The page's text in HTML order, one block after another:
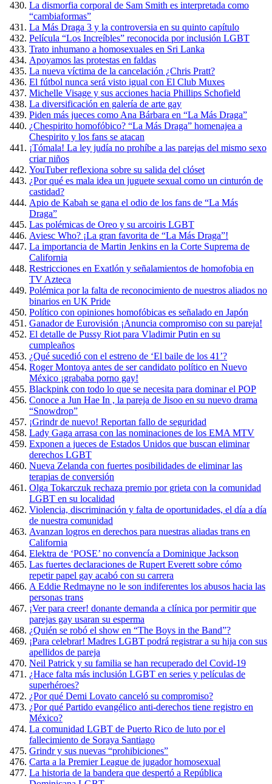
La dismorfia corporal de Sam Smith es interpretada como
“cambiaformas”
La Más Draga 3 y la controversia en su quinto capítulo
Película “Los Increíbles” reconocida por inclusión LGBT
Trato inhumano a homosexuales en Sri Lanka
Apoyamos las protestas en faldas
La nueva víctima de la cancelación ¿Chris Pratt?
El fútbol nunca será visto igual con El Club Muxes
Michelle Visage y sus acciones hacia Phillips Schofield
La diversificación en galería de arte gay
Piden más jueces como Ana Bárbara en “La Más Draga”
¿Chespirito homofóbico? “La Más Draga” homenajea a
Chespirito y los fans se atacan
¡Tómala! La ley judía no prohíbe a las parejas del mismo sexo
criar niños
YouTuber reflexiona sobre su salida del clóset
¿Por qué es mala idea un juguete sexual como un cinturón de
castidad?
Apio de Kabah se gana el odio de los fans de “La Más
Draga”
Las polémicas de Oreo y su arcoiris LGBT
Aviesc Who? ¡La gran favorita de “La Más Draga”!
La importancia de Martin Jenkins en la Corte Suprema de
California
Restricciones en Exatlón y señalamientos de homofobia en
TV Azteca
Polémica por la falta de reconocimiento de nuestros aliados no
binarios en UK Pride
Político con opiniones homofóbicas es señalado en Japón
Ganador de Eurovisión ¡Anuncia compromiso con su pareja!
El detalle de Pussy Riot para Vladimir Putin en su
cumpleaños
¿Qué sucedió con el estreno de ‘El baile de los 41’?
Roger Montoya antes de ser candidato político en Nuevo
México ¡grababa porno gay!
Blackpink con todo lo que se necesita para dominar el POP
Conoce a Jun Hae In , la pareja de Jisoo en su nuevo drama
“Snowdrop”
¡Grindr de nuevo! Reportan fallo de seguridad
Lady Gaga arrasa con las nominaciones de los EMA MTV
Exponen a jueces de Estados Unidos que buscan eliminar
derechos LGBT
Nueva Zelanda con fuertes posibilidades de eliminar las
terapias de conversión
Olga Tokarczuk rechaza premio por grieta con la comunidad
LGBT en su localidad
Violencia, discriminación y falta de oportunidades, el día a día
de nuestra comunidad
Avanzan logros en derechos para nuestras aliadas trans en
California
Elektra de ‘POSE’ no convencía a Dominique Jackson
Las fuertes declaraciones de Rupert Everett sobre cómo
repetir papel gay acabó con su carrera
A Eddie Redmayne no le son indiferentes los abusos hacia las
personas trans
¡Ver para creer! donante demanda a clínica por permitir que
parejas gay usaran su esperma
¿Quién se robó el show en “The Boys in the Band”?
¡Para celebrar! Madres LGBT podrá registrar a su hija con sus
apellidos de pareja
Neil Patrick y su familia se han recuperado del Covid-19
¿Hace falta más inclusión LGBT en series y películas de
superhéroes?
¿Por qué Demi Lovato canceló su compromiso?
¿Por qué Partido evangélico anti-derechos tiene registro en
México?
La comunidad LGBT de Puerto Rico de luto por el
fallecimiento de Soraya Santiago
Grindr y sus nuevas “prohibiciones”
Carta a la Premier League de jugador homosexual
La historia de la bandera que despertó a República